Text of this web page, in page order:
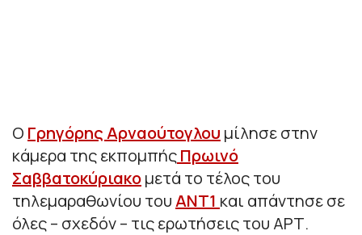
Ο Γρηγόρης Αρναούτογλου μίλησε στην
κάμερα της εκπομπήςΠρωινό
Σαββατοκύριακομετά το τέλος του
τηλεμαραθωνίου τουΑΝΤ1 και απάντησε σε
όλες – σχεδόν – τις ερωτήσεις του ΑΡΤ.